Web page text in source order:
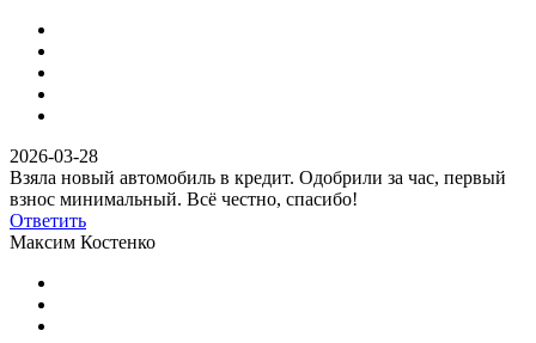
2026-03-28
Взяла новый автомобиль в кредит. Одобрили за час, первый
взнос минимальный. Всё честно, спасибо!
Ответить
Максим Костенко